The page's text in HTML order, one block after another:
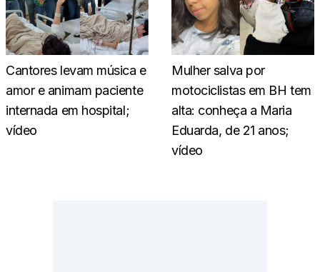
Cantores levam música e
amor e animam paciente
internada em hospital;
vídeo
Mulher salva por
motociclistas em BH tem
alta: conheça a Maria
Eduarda, de 21 anos;
vídeo